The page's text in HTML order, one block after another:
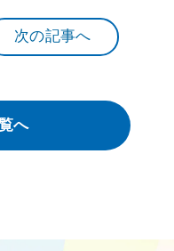
次の記事へ
へ